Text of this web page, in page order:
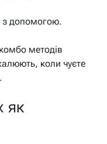
з допомогою.
методів
коли чуєте
як